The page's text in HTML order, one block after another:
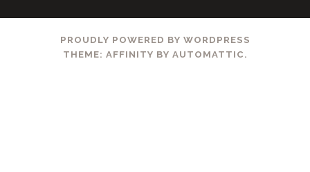
PROUDLY POWERED BY WORDPRESS
THEME: AFFINITY BY AUTOMATTIC .